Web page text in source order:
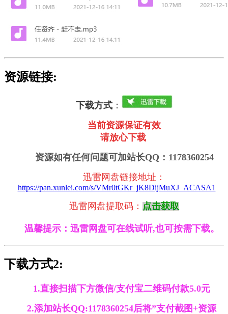
资源链接:
下载方式 ：
当前资源保证有效
请放心下载
资源如有任何问题可加站长QQ：1178360254
迅雷网盘链接地址 ：
https://pan.xunlei.com/s/VMr0tGKr_jK8DijMuXJ_ACASA1
迅雷 网盘提取码： 点击获取
温馨提示：迅雷网盘可在线试听,也可按需下载。
下载方式2:
1.直接扫描下方微信/支付宝二维码付款5.0元
2.添加站长QQ:1178360254后将”支付截图+资源